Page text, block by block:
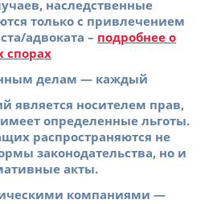
наследственные
только с привлечением
адвоката – подробнее о
спорах
делам — каждый
является носителем прав,
определенные льготы.
распространяются не
законодательства, но и
акты.
компаниями —